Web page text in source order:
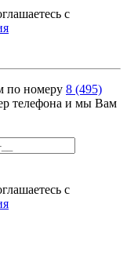
с
по номеру 8 (495)
телефона и мы Вам
с